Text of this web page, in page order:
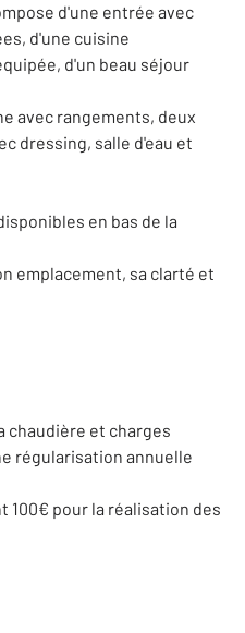
d'une entrée avec
d'une cuisine
d'un beau séjour
avec rangements, deux
dressing, salle d'eau et
en bas de la
emplacement, sa clarté et
chaudière et charges
régularisation annuelle
100€ pour la réalisation des